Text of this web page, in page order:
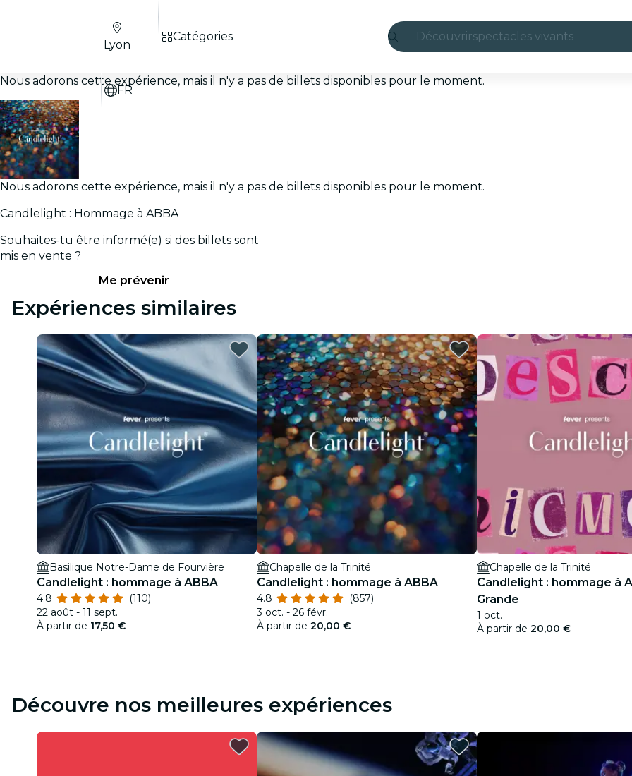
Découvrirspectacles vivants
São Paulo
restaurants
cinéma
Lyon
FR
Catégories
Nous adorons cette expérience, mais il n'y a pas de billets disponibles pour le moment.
Nous adorons cette expérience, mais il n'y a pas de billets disponibles pour le moment.
Candlelight : Hommage à ABBA
Souhaites-tu être informé(e) si des billets sont
mis en vente ?
Me prévenir
Expériences similaires
Basilique Notre-Dame de Fourvière
Candlelight : hommage à ABBA
4.8
(110)
22 août - 11 sept.
À partir de 17,50 €
Chapelle de la Trinité
Candlelight : hommage à ABBA
4.8
(857)
3 oct. - 26 févr.
À partir de 20,00 €
Chapelle de la Trinité
Candlelight : hommage à
Grande
1 oct.
À partir de 20,00 €
Découvre nos meilleures expériences